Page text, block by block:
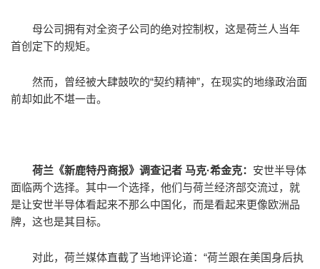
母公司拥有对全资子公司的绝对控制权，这是荷兰人当年
首创定下的规矩。
然而，曾经被大肆鼓吹的“契约精神”，在现实的地缘政治面
前却如此不堪一击。
荷兰《新鹿特丹商报》调查记者 马克·希金克： 安世半导体
面临两个选择。其中一个选择，他们与荷兰经济部交流过，就
是让安世半导体看起来不那么中国化，而是看起来更像欧洲品
牌，这也是其目标。
对此，荷兰媒体直截了当地评论道：“荷兰跟在美国身后执